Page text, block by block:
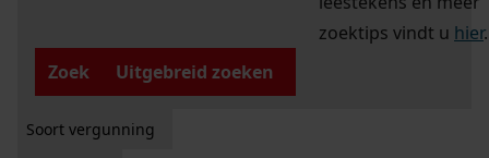
zoektips vindt u hier.
Zoek
Uitgebreid zoeken
Soort vergunning